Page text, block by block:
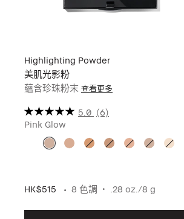
Highlighting Powder
美肌光影粉
蘊含珍珠粉末 查看更多
5.0 (6)
Pink Glow
HK$515 8 色調 .28 oz./8 g